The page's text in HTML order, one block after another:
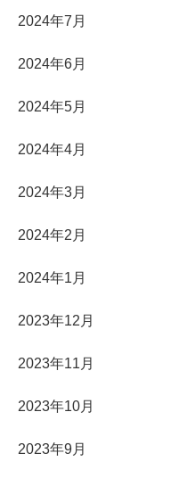
2024年7月
2024年6月
2024年5月
2024年4月
2024年3月
2024年2月
2024年1月
2023年12月
2023年11月
2023年10月
2023年9月